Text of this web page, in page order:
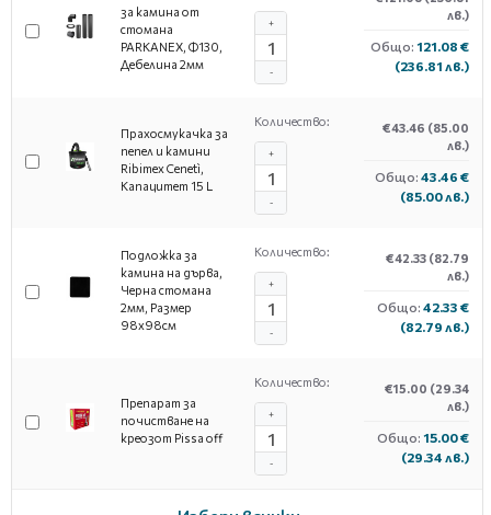
за камина от
стомана
PARKANEX, Ф130,
Дебелина 2мм
-
+
лв.)
Общо: 121.08 €
(236.81 лв.)
Прахосмукачка за
пепел и камини
Ribimex Cenetì,
Капацитет 15 L
Количество:
-
+
€43.46 (85.00
лв.)
Общо: 43.46 €
(85.00 лв.)
Подложка за
камина на дърва,
Черна стомана
2мм, Размер
98х98см
Количество:
-
+
€42.33 (82.79
лв.)
Общо: 42.33 €
(82.79 лв.)
Препарат за
почистване на
креозот Pissa off
Количество:
-
+
€15.00 (29.34
лв.)
Общо: 15.00 €
(29.34 лв.)